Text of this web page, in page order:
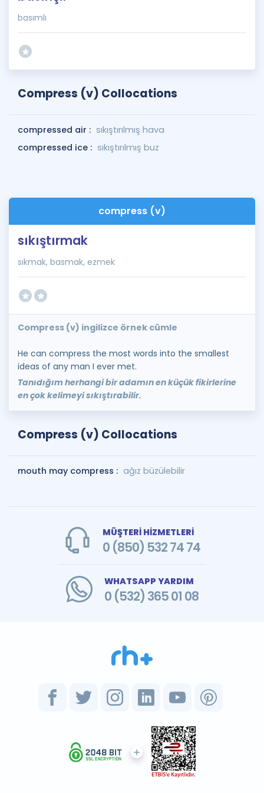
basımlı
Compress (v) Collocations
compressed air : sıkıştırılmış hava
compressed ice : sıkıştırılmış buz
compress (v)
sıkıştırmak
sıkmak, basmak, ezmek
Compress (v) ingilizce örnek cümle
He can compress the most words into the smallest
ideas of any man I ever met.
Tanıdığım herhangi bir adamın en küçük fikirlerine
en çok kelimeyi sıkıştırabilir.
Compress (v) Collocations
mouth may compress : ağız büzülebilir
MÜŞTERİ HİZMETLERİ
0 (850) 532 74 74
WHATSAPP YARDIM
0 (532) 365 01 08